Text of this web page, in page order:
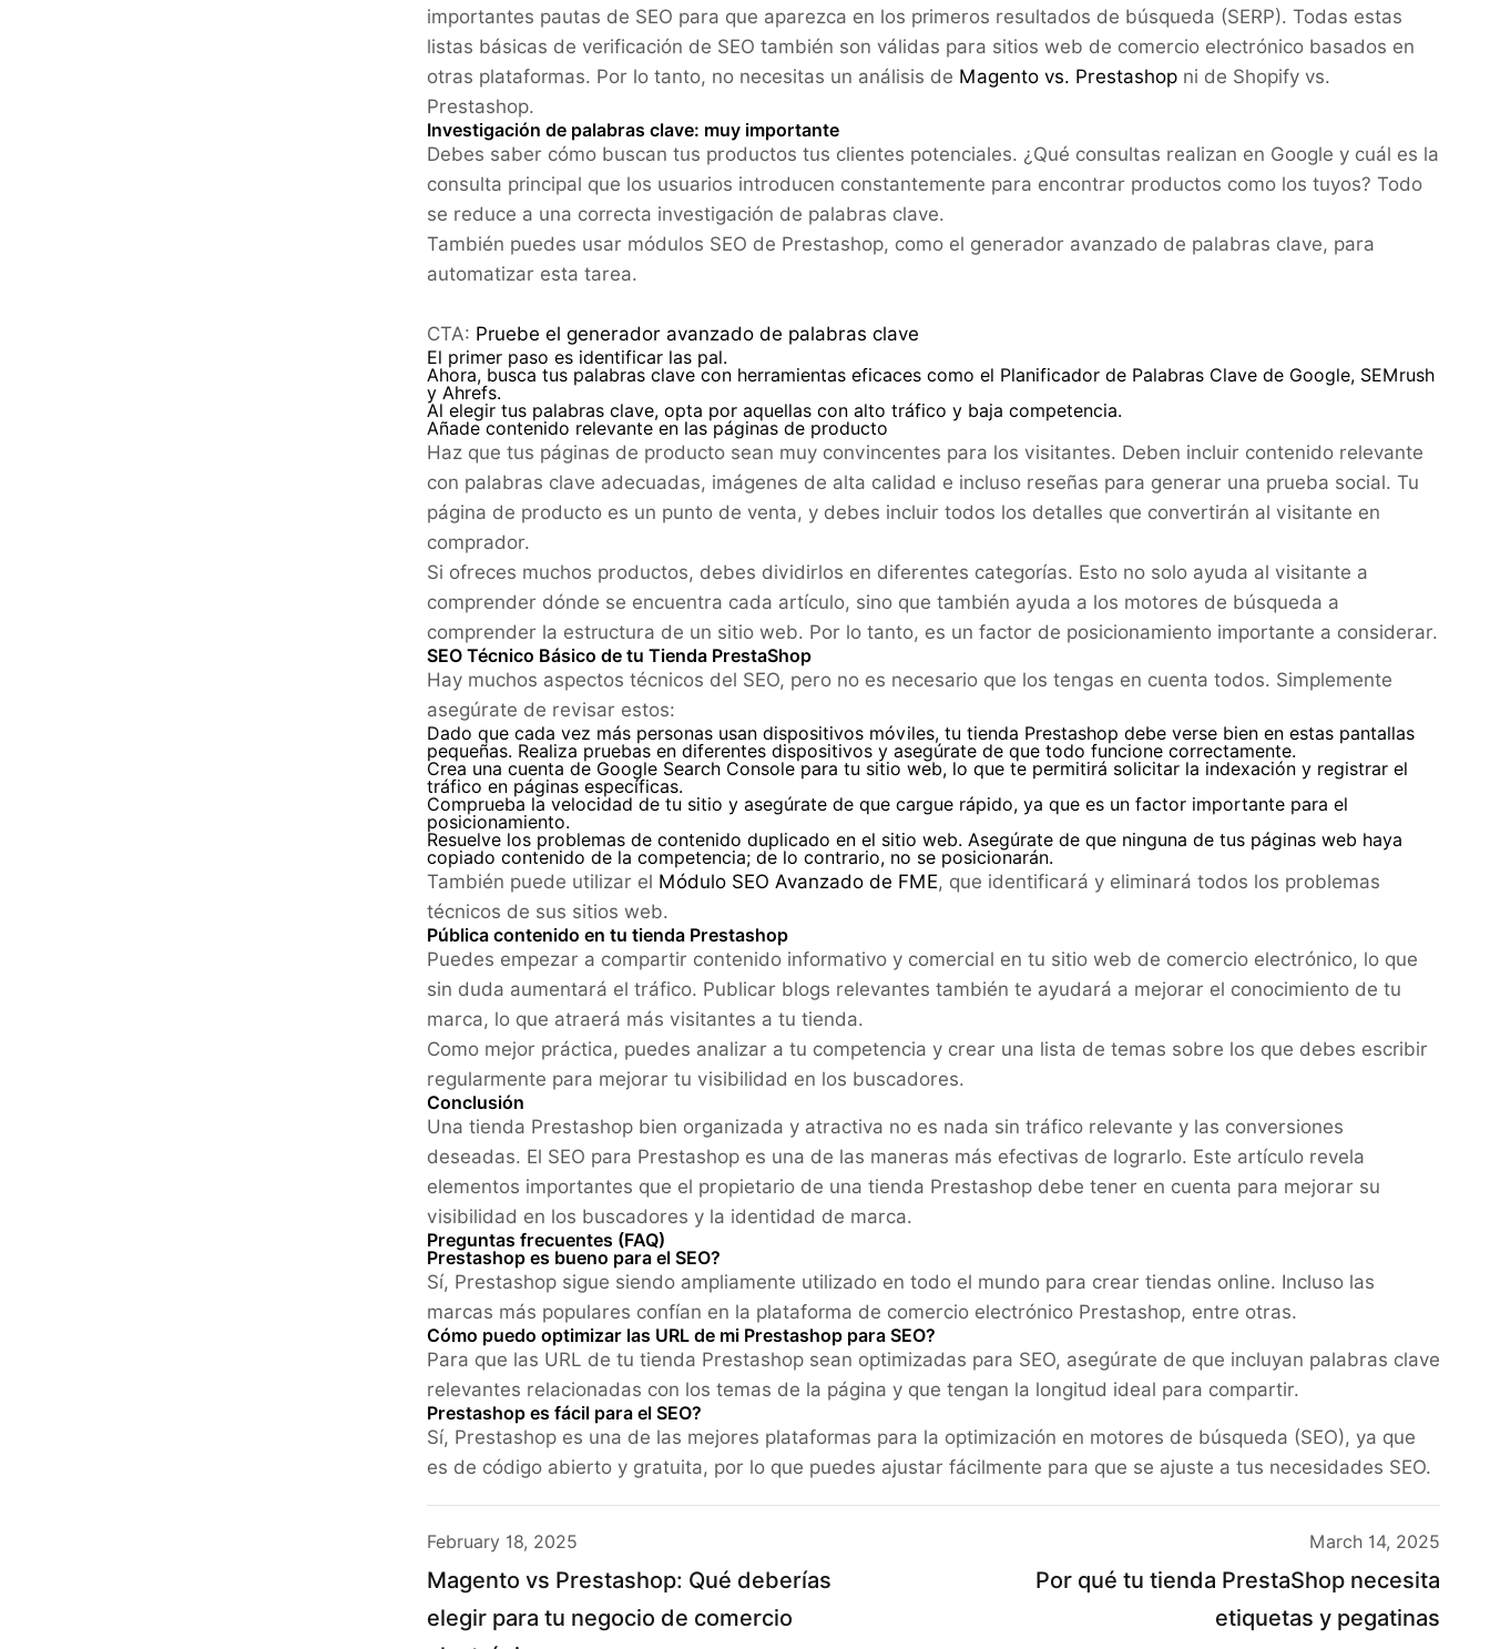
importantes pautas de SEO para que aparezca en los primeros resultados de búsqueda (SERP). Todas estas
listas básicas de verificación de SEO también son válidas para sitios web de comercio electrónico basados ​​en
otras plataformas. Por lo tanto, no necesitas un análisis de Magento vs. Prestashop ni de Shopify vs.
Prestashop.
Investigación de palabras clave: muy importante
Debes saber cómo buscan tus productos tus clientes potenciales. ¿Qué consultas realizan en Google y cuál es la
consulta principal que los usuarios introducen constantemente para encontrar productos como los tuyos? Todo
se reduce a una correcta investigación de palabras clave.
También puedes usar módulos SEO de Prestashop, como el generador avanzado de palabras clave, para
automatizar esta tarea.
CTA: Pruebe el generador avanzado de palabras clave
El primer paso es identificar las pal.
Ahora, busca tus palabras clave con herramientas eficaces como el Planificador de Palabras Clave de Google, SEMrush
y Ahrefs.
Al elegir tus palabras clave, opta por aquellas con alto tráfico y baja competencia.
Añade contenido relevante en las páginas de producto
Haz que tus páginas de producto sean muy convincentes para los visitantes. Deben incluir contenido relevante
con palabras clave adecuadas, imágenes de alta calidad e incluso reseñas para generar una prueba social. Tu
página de producto es un punto de venta, y debes incluir todos los detalles que convertirán al visitante en
comprador.
Si ofreces muchos productos, debes dividirlos en diferentes categorías. Esto no solo ayuda al visitante a
comprender dónde se encuentra cada artículo, sino que también ayuda a los motores de búsqueda a
comprender la estructura de un sitio web. Por lo tanto, es un factor de posicionamiento importante a considerar.
SEO Técnico Básico de tu Tienda PrestaShop
Hay muchos aspectos técnicos del SEO, pero no es necesario que los tengas en cuenta todos. Simplemente
asegúrate de revisar estos:
Dado que cada vez más personas usan dispositivos móviles, tu tienda Prestashop debe verse bien en estas pantallas
pequeñas. Realiza pruebas en diferentes dispositivos y asegúrate de que todo funcione correctamente.
Crea una cuenta de Google Search Console para tu sitio web, lo que te permitirá solicitar la indexación y registrar el
tráfico en páginas específicas.
Comprueba la velocidad de tu sitio y asegúrate de que cargue rápido, ya que es un factor importante para el
posicionamiento.
Resuelve los problemas de contenido duplicado en el sitio web. Asegúrate de que ninguna de tus páginas web haya
copiado contenido de la competencia; de lo contrario, no se posicionarán.
También puede utilizar el Módulo SEO Avanzado de FME, que identificará y eliminará todos los problemas
técnicos de sus sitios web.
Pública contenido en tu tienda Prestashop
Puedes empezar a compartir contenido informativo y comercial en tu sitio web de comercio electrónico, lo que
sin duda aumentará el tráfico. Publicar blogs relevantes también te ayudará a mejorar el conocimiento de tu
marca, lo que atraerá más visitantes a tu tienda.
Como mejor práctica, puedes analizar a tu competencia y crear una lista de temas sobre los que debes escribir
regularmente para mejorar tu visibilidad en los buscadores.
Conclusión
Una tienda Prestashop bien organizada y atractiva no es nada sin tráfico relevante y las conversiones
deseadas. El SEO para Prestashop es una de las maneras más efectivas de lograrlo. Este artículo revela
elementos importantes que el propietario de una tienda Prestashop debe tener en cuenta para mejorar su
visibilidad en los buscadores y la identidad de marca.
Preguntas frecuentes (FAQ)
Prestashop es bueno para el SEO?
Sí, Prestashop sigue siendo ampliamente utilizado en todo el mundo para crear tiendas online. Incluso las
marcas más populares confían en la plataforma de comercio electrónico Prestashop, entre otras.
Cómo puedo optimizar las URL de mi Prestashop para SEO?
Para que las URL de tu tienda Prestashop sean optimizadas para SEO, asegúrate de que incluyan palabras clave
relevantes relacionadas con los temas de la página y que tengan la longitud ideal para compartir.
Prestashop es fácil para el SEO?
Sí, Prestashop es una de las mejores plataformas para la optimización en motores de búsqueda (SEO), ya que
es de código abierto y gratuita, por lo que puedes ajustar fácilmente para que se ajuste a tus necesidades SEO.
February 18, 2025
Magento vs Prestashop: Qué deberías
elegir para tu negocio de comercio
March 14, 2025
Por qué tu tienda PrestaShop necesita
etiquetas y pegatinas